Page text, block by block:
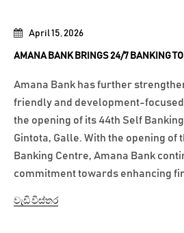
April 15, 2026
AMANA BANK BRINGS 24/7 BANKING TO
Amana Bank has further
friendly and development-
the opening of its 44th Self
Gintota, Galle. With the opening of
Banking Centre, Amana Bank
commitment towards enhancing
වැඩි විස්තර